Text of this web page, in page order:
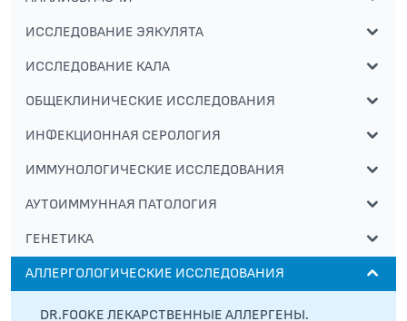
ИССЛЕДОВАНИЕ ЭЯКУЛЯТА
ИССЛЕДОВАНИЕ КАЛА
ОБЩЕКЛИНИЧЕСКИЕ ИССЛЕДОВАНИЯ
ИНФЕКЦИОННАЯ СЕРОЛОГИЯ
ИММУНОЛОГИЧЕСКИЕ ИССЛЕДОВАНИЯ
АУТОИММУННАЯ ПАТОЛОГИЯ
ГЕНЕТИКА
АЛЛЕРГОЛОГИЧЕСКИЕ ИССЛЕДОВАНИЯ
DR.FOOKE ЛЕКАРСТВЕННЫЕ АЛЛЕРГЕНЫ.